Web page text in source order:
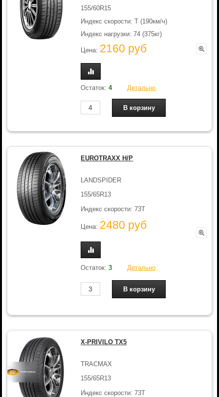
155/60R15
Индекс скорости: T (190км/ч)
Индекс нагрузки: 74 (375кг)
Цена: 2160 руб
Остаток:4 Детально
EUROTRAXX H/P
LANDSPIDER
155/65R13
Индекс скорости: 73T
Цена: 2480 руб
Остаток:3 Детально
X-PRIVILO TX5
TRACMAX
155/65R13
Индекс скорости: 73T